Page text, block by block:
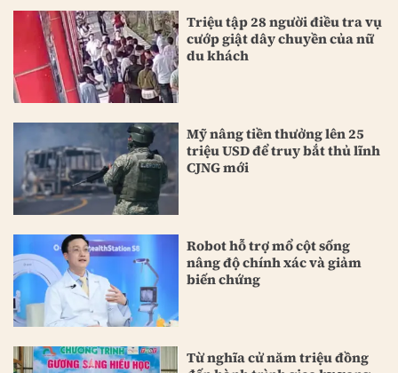
Triệu tập 28 người điều tra vụ
cướp giật dây chuyền của nữ
du khách
Mỹ nâng tiền thưởng lên 25
triệu USD để truy bắt thủ lĩnh
CJNG mới
Robot hỗ trợ mổ cột sống
nâng độ chính xác và giảm
biến chứng
Từ nghĩa cử năm triệu đồng